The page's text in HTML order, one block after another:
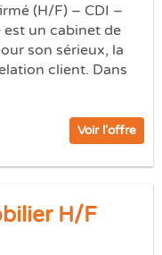
(H/F) – CDI –
est un cabinet de
son sérieux, la
client. Dans
Voir l'offre
H/F